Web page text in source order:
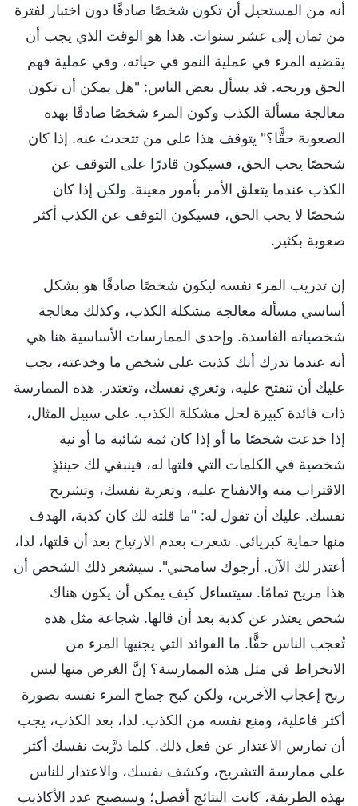
أنه من المستحيل أن تكون شخصًا صادقًا دون اختبار لفترة
من ثمان إلى عشر سنوات. هذا هو الوقت الذي يجب أن
يقضيه المرء في عملية النمو في حياته، وفي عملية فهم
الحق وربحه. قد يسأل بعض الناس: "هل يمكن أن تكون
معالجة مسألة الكذب وكون المرء شخصًا صادقًا بهذه
الصعوبة حقًّا؟" يتوقف هذا على من تتحدث عنه. إذا كان
شخصًا يحب الحق، فسيكون قادرًا على التوقف عن
الكذب عندما يتعلق الأمر بأمور معينة. ولكن إذا كان
شخصًا لا يحب الحق، فسيكون التوقف عن الكذب أكثر
صعوبة بكثير.
إن تدريب المرء نفسه ليكون شخصًا صادقًا هو بشكل
أساسي مسألة معالجة مشكلة الكذب، وكذلك معالجة
شخصياته الفاسدة. وإحدى الممارسات الأساسية هنا هي
أنه عندما تدرك أنك كذبت على شخص ما وخدعته، يجب
عليك أن تنفتح عليه، وتعري نفسك، وتعتذر. هذه الممارسة
ذات فائدة كبيرة لحل مشكلة الكذب. على سبيل المثال،
إذا خدعت شخصًا ما أو إذا كان ثمة شائبة ما أو نية
شخصية في الكلمات التي قلتها له، فينبغي لك حينئذٍ
الاقتراب منه والانفتاح عليه، وتعرية نفسك، وتشريح
نفسك. عليك أن تقول له: "ما قلته لك كان كذبة، الهدف
منها حماية كبريائي. شعرت بعدم الارتياح بعد أن قلتها، لذا،
أعتذر لك الآن. أرجوك سامحني". سيشعر ذلك الشخص أن
هذا مريح تمامًا. سيتساءل كيف يمكن أن يكون هناك
شخص يعتذر عن كذبة بعد أن قالها. شجاعة مثل هذه
تُعجب الناس حقًّا. ما الفوائد التي يجنيها المرء من
الانخراط في مثل هذه الممارسة؟ إنَّ الغرض منها ليس
ربح إعجاب الآخرين، ولكن كبح جماح المرء نفسه بصورة
أكثر فاعلية، ومنع نفسه من الكذب. لذا، بعد الكذب، يجب
أن تمارس الاعتذار عن فعل ذلك. كلما درَّبت نفسك أكثر
على ممارسة التشريح، وكشف نفسك، والاعتذار للناس
بهذه الطريقة، كانت النتائج أفضل؛ وسيصبح عدد الأكاذيب